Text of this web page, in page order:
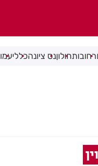
רחובותחולוןנס ציונהכללי